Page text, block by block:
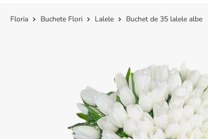
trandafiri albi
Buchete Flori Lalele Buchet de 35 lalele albe